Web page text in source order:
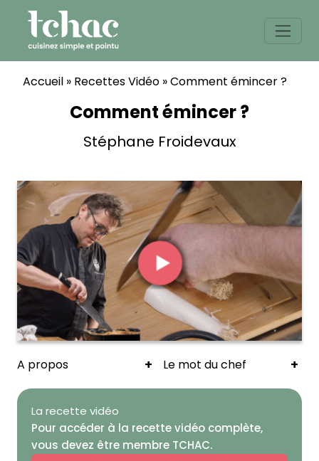
content
Accueil » Recettes Vidéo »Comment émincer ?
Comment émincer ?
Stéphane Froidevaux
A propos + Le mot du chef +
La recette vidéo
Pour accéder à la recette vidéo complète,
vous devez être membre TCHAC.